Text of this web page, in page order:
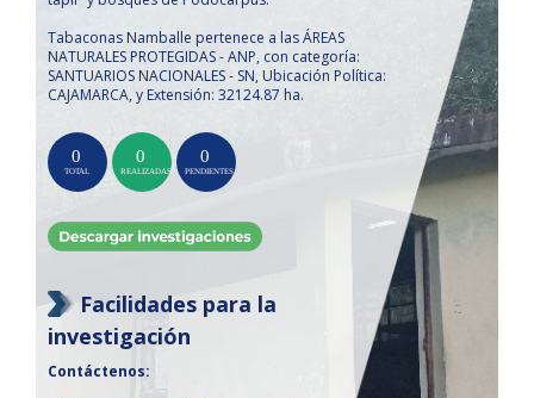
Tabaconas Namballe pertenece a las ÁREAS
NATURALES PROTEGIDAS - ANP, con categoría:
SANTUARIOS NACIONALES - SN, Ubicación Política:
CAJAMARCA, y Extensión: 32124.87 ha.
Facilidades para la
investigación
Contáctenos: